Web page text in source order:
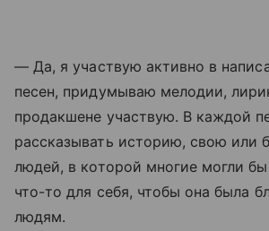
— Да, я участвую активно в
песен, придумываю мелодии,
продакшене участвую. В каждой
рассказывать историю, свою или
людей, в которой многие могли
что-то для себя, чтобы она была
людям.